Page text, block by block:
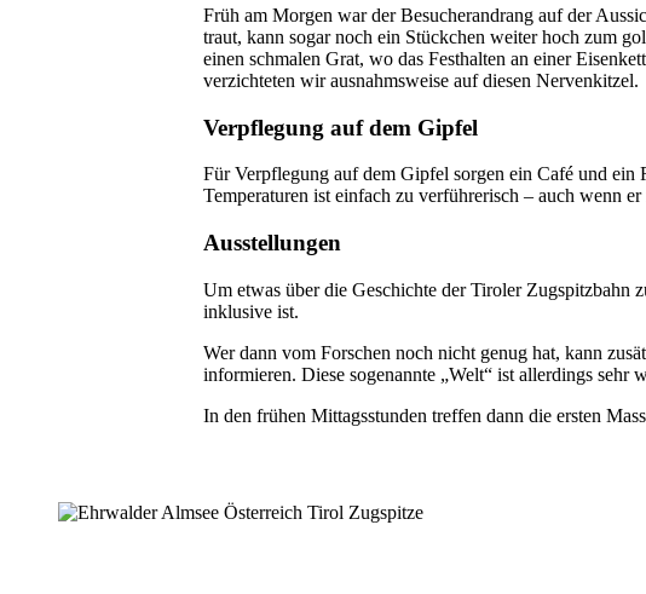
Früh am Morgen war der Besucherandrang auf der
traut, kann sogar noch ein Stückchen weiter hoch zum
einen schmalen Grat, wo das Festhalten an einer
verzichteten wir ausnahmsweise auf diesen Nervenkitzel.
Verpflegung auf dem Gipfel
Für Verpflegung auf dem Gipfel sorgen ein Café und ein
Temperaturen ist einfach zu verführerisch – auch wenn
Ausstellungen
Um etwas über die Geschichte der Tiroler Zugspitzbahn
inklusive ist.
Wer dann vom Forschen noch nicht genug hat, kann
informieren. Diese sogenannte „Welt“ ist allerdings
In den frühen Mittagsstunden treffen dann die ersten